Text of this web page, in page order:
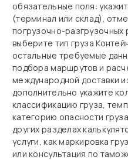
обязательные поля:
(терминал или склад),
выберите тип груза
остальные требуемые
подбора маршрутов и
международной доставки
дополнительно укажите
классификацию груза,
категорию опасности
других разделах
услуги, как маркировка
или консультация по